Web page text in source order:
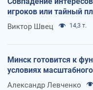
игроков или тайный
Виктор Швец 14,3 т.
Минск готовится к
условиях
Александр Левченко